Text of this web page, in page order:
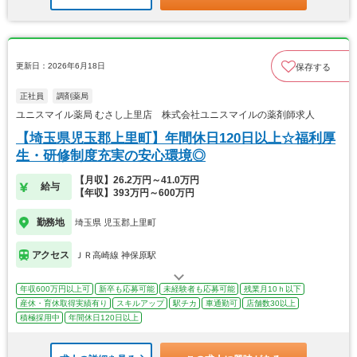
更新日：2026年6月18日 保存する
正社員 調剤薬局
ユニスマイル薬局 むさし上里店 株式会社ユニスマイルの薬剤師求人
【埼玉県児玉郡上里町】年間休日120日以上☆福利厚
生・研修制度充実の安心環境◎
給与
【月収】26.2万円～41.0万円
【年収】393万円～600万円
勤務地 埼玉県 児玉郡上里町
アクセス ＪＲ高崎線 神保原駅
年収600万円以上可 新卒も応募可能 未経験者も応募可能
残業月10ｈ以下
産休・育休取得実績有り
スキルアップ 駅チカ 車通勤可
店舗数30以上
積極採用中
年間休日120日以上